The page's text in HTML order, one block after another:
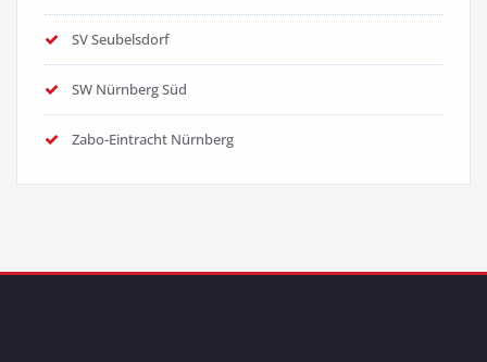
SV Seubelsdorf
SW Nürnberg Süd
Zabo-Eintracht Nürnberg